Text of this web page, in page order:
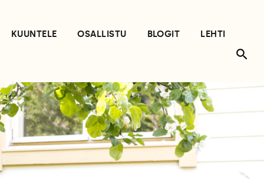
KUUNTELE OSALLISTU BLOGIT LEHTI